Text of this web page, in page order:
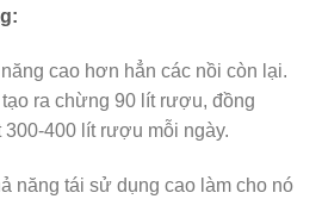
cao hơn hẳn các nồi còn lại.
ra chừng 90 lít rượu, đồng
400 lít rượu mỗi ngày.
năng tái sử dụng cao làm cho nó